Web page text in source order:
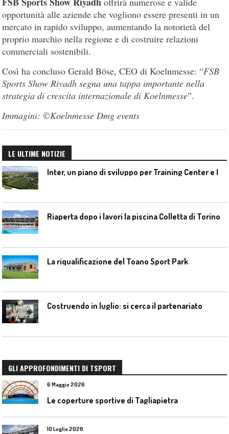
opportunità alle aziende che vogliono essere presenti in un
mercato in rapido sviluppo, aumentando la notorietà del
proprio marchio nella regione e di costruire relazioni
commerciali sostenibili.
Così ha concluso Gerald Böse, CEO di Koelnmesse: “FSB
Sports Show Riyadh segna una tappa importante nella
strategia di crescita internazionale di Koelnmesse”.
Immagini: ©Koelnmesse Dmg events
LE ULTIME NOTIZIE
Riaperta dopo i lavori la piscina Colletta di Torino
La riqualificazione del Toano Sport Park
Costruendo in luglio: si cerca il partenariato
GLI APPROFONDIMENTI DI TSPORT
6 Maggio 2026
Le coperture sportive di Tagliapietra
10 Luglio 2026